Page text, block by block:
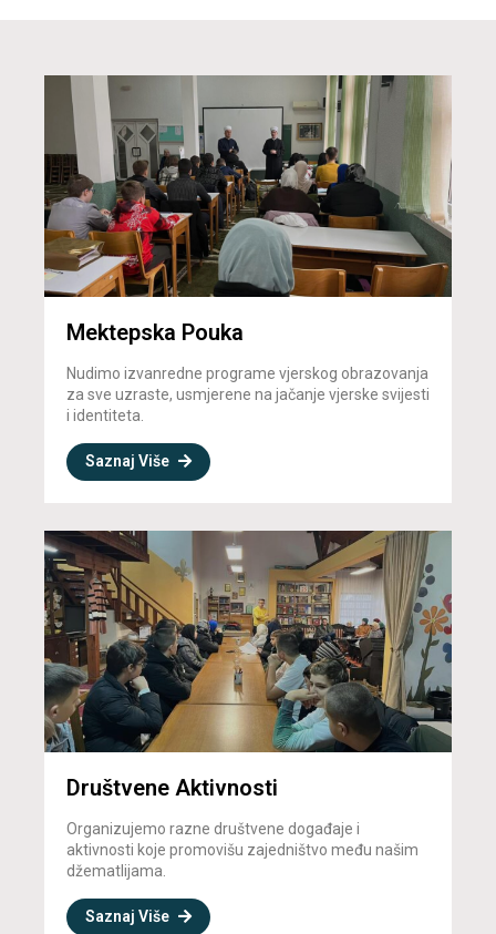
Mektepska Pouka
Nudimo izvanredne programe vjerskog obrazovanja
za sve uzraste, usmjerene na jačanje vjerske svijesti
i identiteta.
Saznaj Više
Društvene Aktivnosti
Organizujemo razne društvene događaje i
aktivnosti koje promovišu zajedništvo među našim
džematlijama.
Saznaj Više